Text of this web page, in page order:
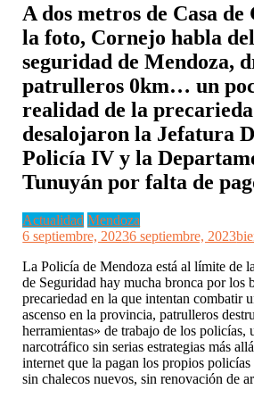
A dos metros de Casa
la foto, Cornejo habla
seguridad de Mendoza,
patrulleros 0km… un
realidad de la
desalojaron la Jefatura
Policía IV y la
Tunuyán por falta de
Actualidad Mendoza
6 septiembre, 20236 septiembre, 2023
La Policía de Mendoza está al límite de
de Seguridad hay mucha bronca por los
precariedad en la que intentan combatir
ascenso en la provincia, patrulleros
herramientas» de trabajo de los policías,
narcotráfico sin serias estrategias más
internet que la pagan los propios
sin chalecos nuevos, sin renovación de